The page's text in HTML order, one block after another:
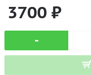
3700 ₽
-